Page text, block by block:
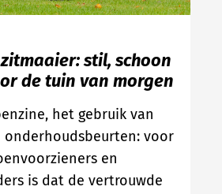
stil, schoon
de tuin van morgen
het gebruik van
onderhoudsbeurten: voor
en
is dat de vertrouwde